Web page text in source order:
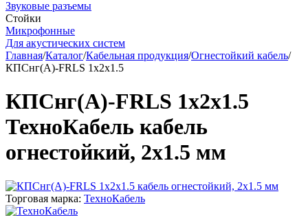
Звуковые разъемы
Стойки
Микрофонные
Для акустических систем
Главная/Каталог/Кабельная продукция/Огнестойкий кабель/
КПСнг(А)-FRLS 1х2х1.5
КПСнг(А)-FRLS 1х2х1.5
ТехноКабель кабель
огнестойкий, 2х1.5 мм
Торговая марка: ТехноКабель